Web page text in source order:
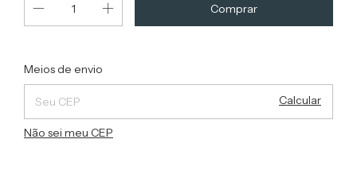
Entregas para o CEP:
Meios de envio
Calcular
Não sei meu CEP